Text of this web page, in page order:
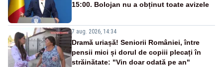
15:00. Bolojan nu a obținut toate avizele
7 aug. 2026, 14:34
Dramă uriașă! Seniorii României, între
pensii mici și dorul de copiii plecați în
străinătate: "Vin doar odată pe an"